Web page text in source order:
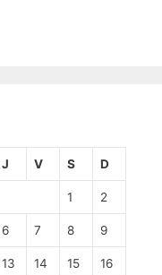
J V S D
1 2
6 7 8 9
13 14 15 16